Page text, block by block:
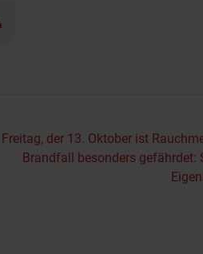
Freitag, der 13. Oktober ist
Brandfall besonders gefährdet: